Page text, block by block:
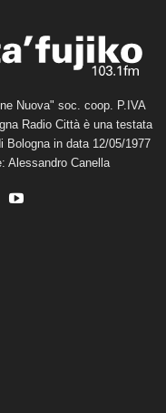
Nuova" soc. coop. P.IVA
Radio Città è una testata
Bologna in data 12/05/1977
Alessandro Canella